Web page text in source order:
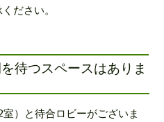
ださい。
待つスペースはありま
）と待合ロビーがございま